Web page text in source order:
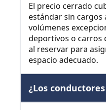
El precio cerrado
estándar sin cargos
volúmenes
deportivos o carros
al reservar para
espacio adecuado.
¿Los